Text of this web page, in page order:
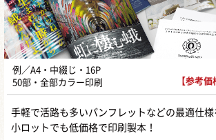
例／A4・中綴じ・16P
50部・全部カラー印刷
【参考
手軽で活路も多いパンフレットなどの最適仕様
小ロットでも低価格で印刷製本！